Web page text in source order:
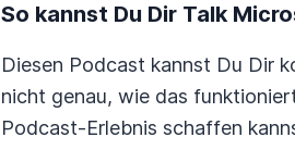
So kannst Du Dir Talk
Diesen Podcast kannst Du Dir
nicht genau, wie das
Podcast-Erlebnis schaffen